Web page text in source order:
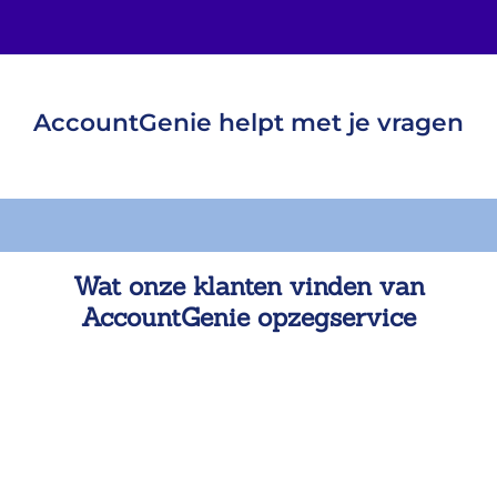
AccountGenie helpt met je vragen
Wat onze klanten vinden van
AccountGenie opzegservice